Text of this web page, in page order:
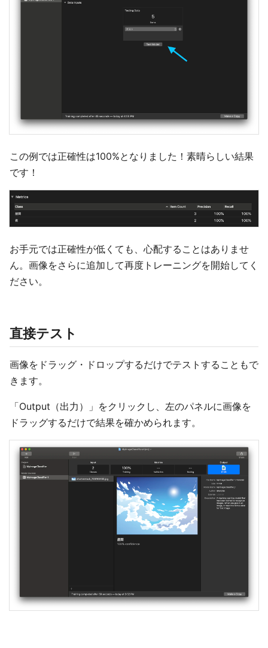
この例では正確性は100%となりました！素晴らしい結果
です！
お手元では正確性が低くても、心配することはありませ
ん。画像をさらに追加して再度トレーニングを開始してく
ださい。
直接テスト
画像をドラッグ・ドロップするだけでテストすることもで
きます。
「Output（出力）」をクリックし、左のパネルに画像を
ドラッグするだけで結果を確かめられます。